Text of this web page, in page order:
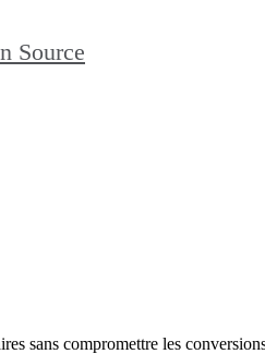
Source
sans compromettre les